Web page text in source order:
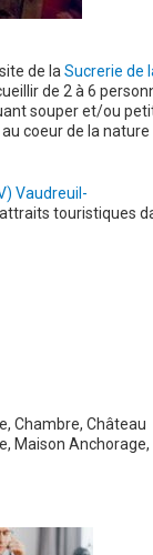
de la Sucrerie de
de 2 à 6
souper et/ou
coeur de la nature
Vaudreuil-
touristiques
, Chambre, Château
, Maison Anchorage,